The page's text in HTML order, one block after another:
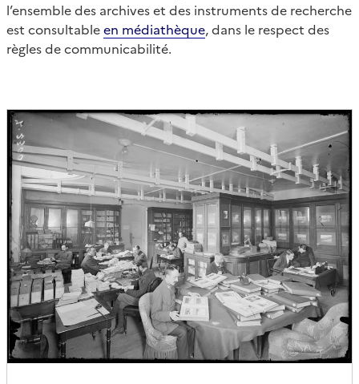
l’ensemble des archives et des instruments de recherche
est consultableen médiathèque, dans le respect des
règles de communicabilité.